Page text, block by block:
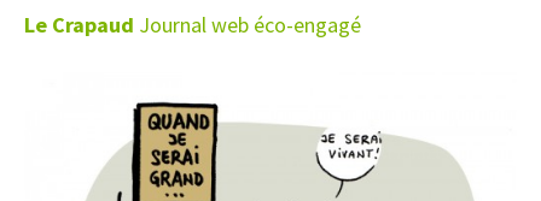
Le Crapaud Journal web éco-engagé